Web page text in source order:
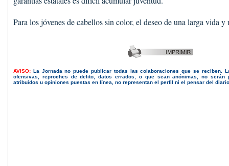
Para los jóvenes de cabellos sin color, el deseo de una larga vida y
AVISO: La Jornada no puede publicar todas las colaboraciones que se reciben.
ofensivas, reproches de delito, datos errados, o que sean anónimas, no serán
atribuidos u opiniones puestas en línea, no representan el perfil ni el pensar del